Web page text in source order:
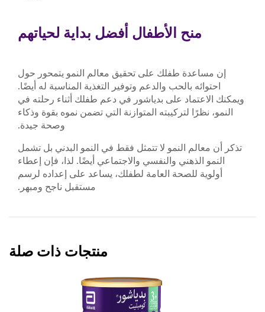
منح الأطفال أفضل بداية لحياتهم
إن مساعدة طفلك على تحقيق معالم النمو يتمحور حول
احتوائه بالحب والدعم وتوفير التغذية المناسبة له أيضًا.
ويمكنك الاعتماد على بدياشور في دعم طفلك أثناء رحلته في
النمو، نظرًا لتركيبته المتوازنة التي تضمن نموه بقوة وذكاء
وصحة جيدة.
تذكر أن معالم النمو لا تتمثل فقط في النمو البدني بل تشمل
النمو الذهني والنفسي والاجتماعي أيضًا. لذا، فإن إعطاء
أولوية للصحة العامة لطفلك، يساعد على إعداده لرسم
مستقبل ناجح ومبهر.
منتجات ذات صلة